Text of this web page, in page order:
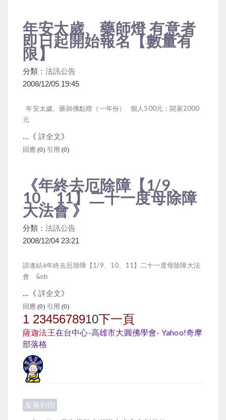
年安太歲、藥師燈 有意者
即日起開始報名【數量有
限】
分類： 法訊公告
2008/12/05 19:45
年安太歲、藥師佛點燈（一年份） 個人500元；閤家2000
元
...《 詳全文》
回應 (0) 引用 (0)
《年終去厄除障【1/9、
10、11】二十一度母除障
大法會 》
分類： 法訊公告
2008/12/04 23:21
請連結è年終去厄除障【1/9、10、11】二十一度母除障大法
會 &nb
...《 詳全文》
回應 (0) 引用 (0)
1 2345678910下一頁
薩迦法王在台中心-高雄市大圓佛學會- Yahoo!奇摩
部落格
友善列印